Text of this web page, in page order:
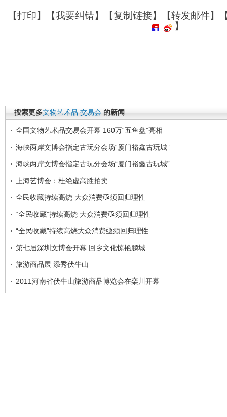
【打印】【我要纠错】【复制链接】【转发邮件】
】
搜索更多文物艺术品 交易会 的新闻
全国文物艺术品交易会开幕 160万“五鱼盘”亮相
海峡两岸文博会指定古玩分会场“厦门裕鑫古玩城”
海峡两岸文博会指定古玩分会场“厦门裕鑫古玩城”
上海艺博会：杜绝虚高胜拍卖
全民收藏持续高烧 大众消费亟须回归理性
“全民收藏”持续高烧 大众消费亟须回归理性
“全民收藏”持续高烧大众消费亟须回归理性
第七届深圳文博会开幕 回乡文化惊艳鹏城
旅游商品展 添秀伏牛山
2011河南省伏牛山旅游商品博览会在栾川开幕